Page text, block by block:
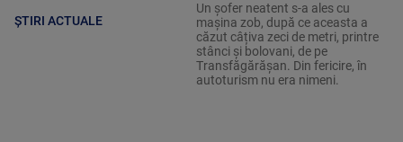
ȘTIRI ACTUALE
Un șofer neatent s-a ales cu
mașina zob, după ce aceasta a
căzut câțiva zeci de metri, printre
stânci și bolovani, de pe
Transfăgărășan. Din fericire, în
autoturism nu era nimeni.